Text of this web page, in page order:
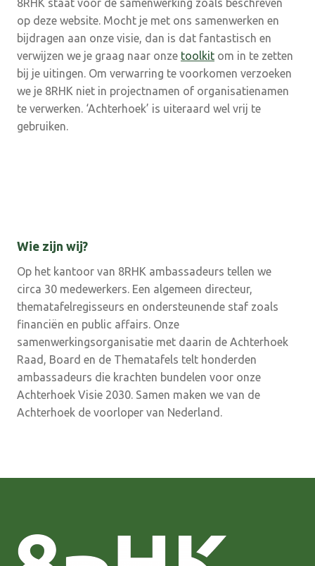
8RHK staat voor de samenwerking zoals beschreven
op deze website. Mocht je met ons samenwerken en
bijdragen aan onze visie, dan is dat fantastisch en
verwijzen we je graag naar onze toolkit om in te zetten
bij je uitingen. Om verwarring te voorkomen verzoeken
we je 8RHK niet in projectnamen of organisatienamen
te verwerken. ‘Achterhoek’ is uiteraard wel vrij te
gebruiken.
Wie zijn wij?
Op het kantoor van 8RHK ambassadeurs tellen we
circa 30 medewerkers. Een algemeen directeur,
thematafelregisseurs en ondersteunende staf zoals
financiën en public affairs. Onze
samenwerkingsorganisatie met daarin de Achterhoek
Raad, Board en de Thematafels telt honderden
ambassadeurs die krachten bundelen voor onze
Achterhoek Visie 2030. Samen maken we van de
Achterhoek de voorloper van Nederland.